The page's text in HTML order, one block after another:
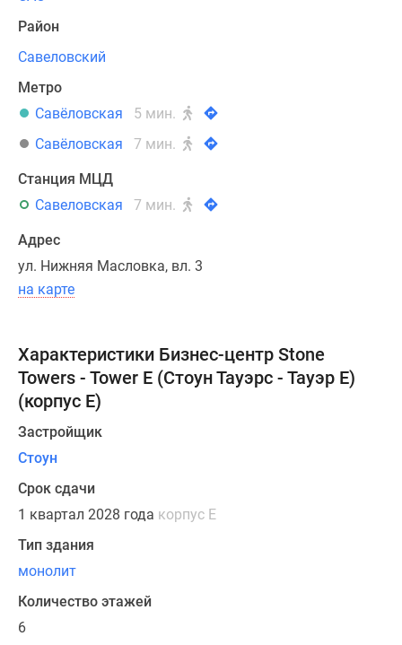
клубный
вариант
кластера
и
отличается
на
фоне
его
делового
квартала.
составляет
6
этажей.
составе
бизнес-
центра
всего
помещений
офисного
формата.
Приобрести
Район
Савеловский
Метро
Савёловская
5 мин.
Савёловская
7 мин.
Станция МЦД
Савеловская
7 мин.
Адрес
ул. Нижняя Масловка, вл. 3
на карте
Характеристики Бизнес-центр Stone
Towers - Tower E (Стоун Тауэрс - Тауэр Е)
(корпус Е)
Застройщик
Стоун
Срок сдачи
1 квартал 2028 года корпус Е
Тип здания
монолит
Количество этажей
6